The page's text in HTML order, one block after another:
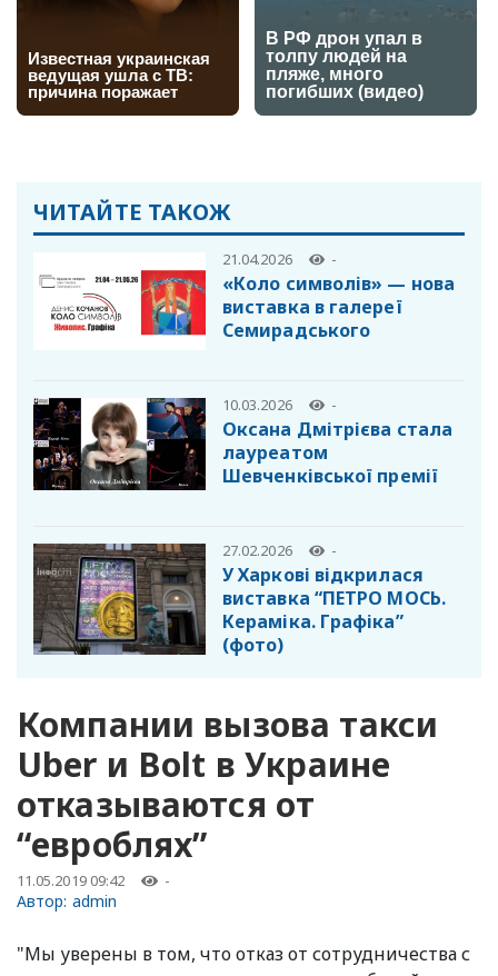
ЧИТАЙТЕ ТАКОЖ
21.04.2026 -
«Коло символів» — нова
виставка в галереї
Семирадського
10.03.2026 -
Оксана Дмітрієва стала
лауреатом
Шевченківської премії
27.02.2026 -
У Харкові відкрилася
виставка “ПЕТРО МОСЬ.
Кераміка. Графіка”
(фото)
Компании вызова такси
Uber и Bolt в Украине
отказываются от
“евроблях”
11.05.2019 09:42 -
Автор: admin
"Мы уверены в том, что отказ от сотрудничества с